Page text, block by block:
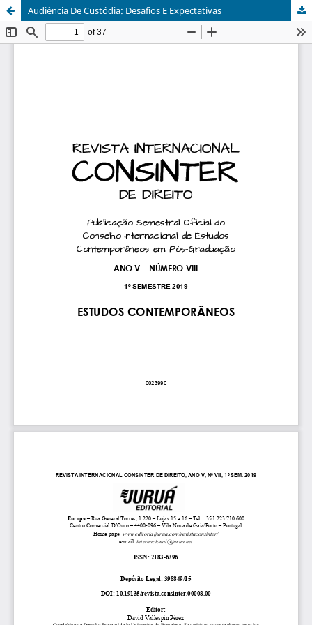
Audiência De Custódia: Desafios E Expectativas